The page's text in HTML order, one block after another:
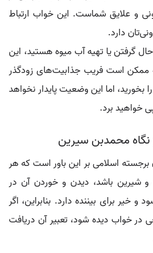
و علایق شماست. این خواب ارتباط
دارد.
گرفتن یا تهیه آب میوه هستید، این
است فریب جذابیت‌های زودگذر
اما این وضعیت پایدار نخواهد
خواهید برد.
نگاه محمدبن سیرین
اسلامی بر این باور است که هر
و شیرین باشد، دیدن و خوردن آن در
خیر برای بیننده دارد. بنابراین، اگر
در خواب دیده شود، تعبیر آن دریافت